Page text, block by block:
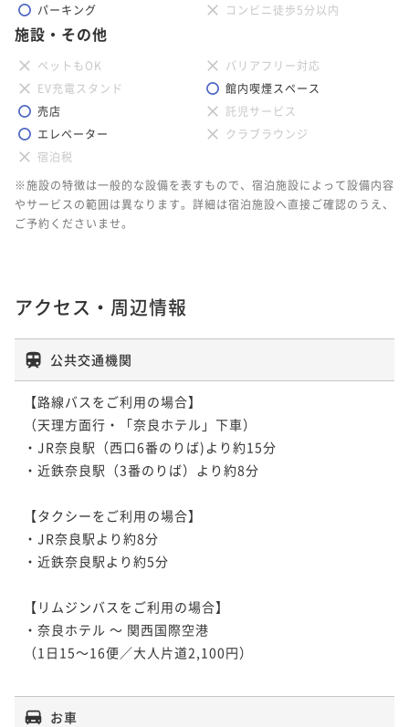
パーキング
コンビニ徒歩5分以内
施設・その他
ペットもOK
バリアフリー対応
EV充電スタンド
館内喫煙スペース
売店
託児サービス
エレベーター
クラブラウンジ
宿泊税
※施設の特徴は一般的な設備を表すもので、宿泊施設によって設備内容
やサービスの範囲は異なります。詳細は宿泊施設へ直接ご確認のうえ、
ご予約くださいませ。
アクセス・周辺情報
公共交通機関
【路線バスをご利用の場合】
（天理方面行・「奈良ホテル」下車）
・JR奈良駅（西口6番のりば)より約15分
・近鉄奈良駅（3番のりば）より約8分
【タクシーをご利用の場合】
・JR奈良駅より約8分
・近鉄奈良駅より約5分
【リムジンバスをご利用の場合】
・奈良ホテル ～ 関西国際空港
（1日15～16便／大人片道2,100円）
お車